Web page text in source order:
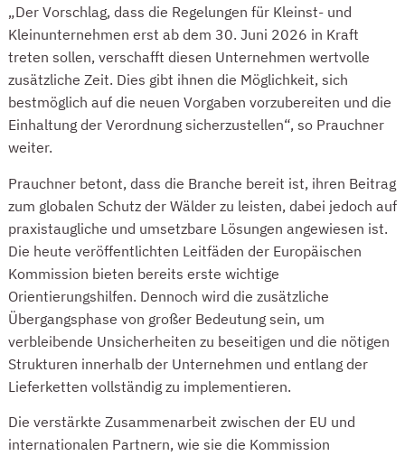
„Der Vorschlag, dass die Regelungen für Kleinst- und
Kleinunternehmen erst ab dem 30. Juni 2026 in Kraft
treten sollen, verschafft diesen Unternehmen wertvolle
zusätzliche Zeit. Dies gibt ihnen die Möglichkeit, sich
bestmöglich auf die neuen Vorgaben vorzubereiten und die
Einhaltung der Verordnung sicherzustellen“, so Prauchner
weiter.
Prauchner betont, dass die Branche bereit ist, ihren Beitrag
zum globalen Schutz der Wälder zu leisten, dabei jedoch auf
praxistaugliche und umsetzbare Lösungen angewiesen ist.
Die heute veröffentlichten Leitfäden der Europäischen
Kommission bieten bereits erste wichtige
Orientierungshilfen. Dennoch wird die zusätzliche
Übergangsphase von großer Bedeutung sein, um
verbleibende Unsicherheiten zu beseitigen und die nötigen
Strukturen innerhalb der Unternehmen und entlang der
Lieferketten vollständig zu implementieren.
Die verstärkte Zusammenarbeit zwischen der EU und
internationalen Partnern, wie sie die Kommission